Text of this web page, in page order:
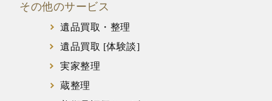
その他のサービス
遺品買取・整理
遺品買取 [体験談]
実家整理
蔵整理